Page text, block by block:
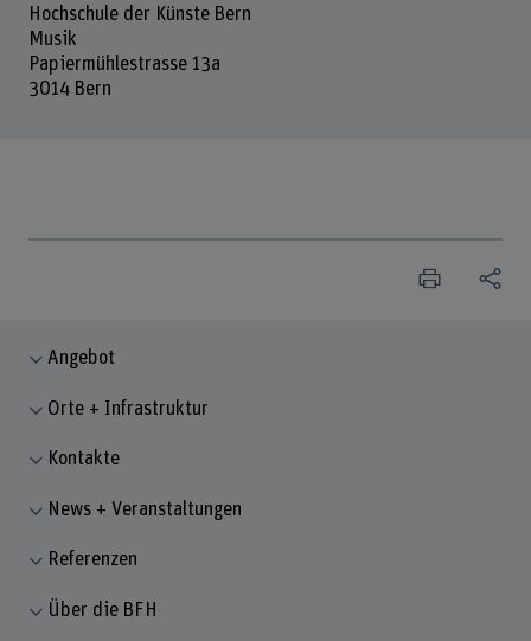
Hochschule der Künste Bern
Musik
Papiermühlestrasse 13a
3014 Bern
Angebot
Orte + Infrastruktur
Kontakte
News + Veranstaltungen
Referenzen
Über die BFH